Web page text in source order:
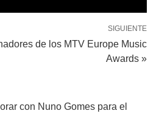
SIGUIENTE
de los MTV Europe Music
Awards »
con Nuno Gomes para el